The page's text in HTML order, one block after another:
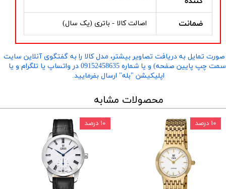
ضمانت اصالت کالا - باتری (یک سال)
تمایل به دریافت تصاویر بیشتر، مدل کالا را به گفتگوی آنلاین سایت
​​​​​​​(سمت چپ پایین صفحه) و یا شماره 09152458635 در واتساپ یا تلگرام و یا
اپلیکیشن "بله" ارسال بفرمایید.
محصولات مشابه
۱۰ درصد ۱۰ درصد